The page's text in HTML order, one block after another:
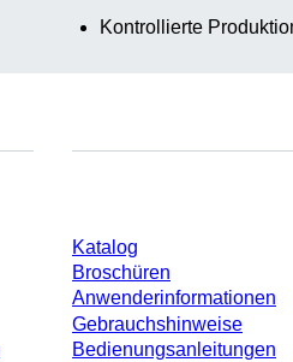
Kontrollierte
Katalog
Broschüren
Anwenderinformationen
Gebrauchshinweise
Bedienungsanleitungen